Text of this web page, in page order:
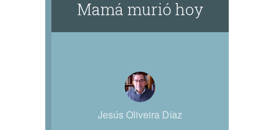
Mamá murió hoy
Jesús Oliveira Díaz